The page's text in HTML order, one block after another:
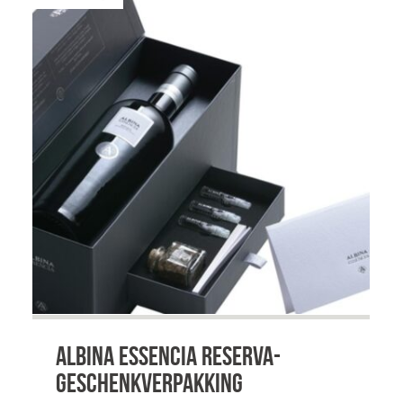
Albina Essencia Reserva-
geschenkverpakking